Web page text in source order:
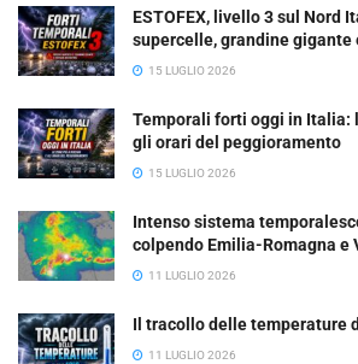
ESTOFEX, livello 3 sul Nord
supercelle, grandine
15 LUGLIO 2026
Temporali forti oggi in Italia:
gli orari del peggioramento
15 LUGLIO 2026
Intenso sistema
colpendo Emilia-Romagna e
11 LUGLIO 2026
Il tracollo delle temperature
11 LUGLIO 2026